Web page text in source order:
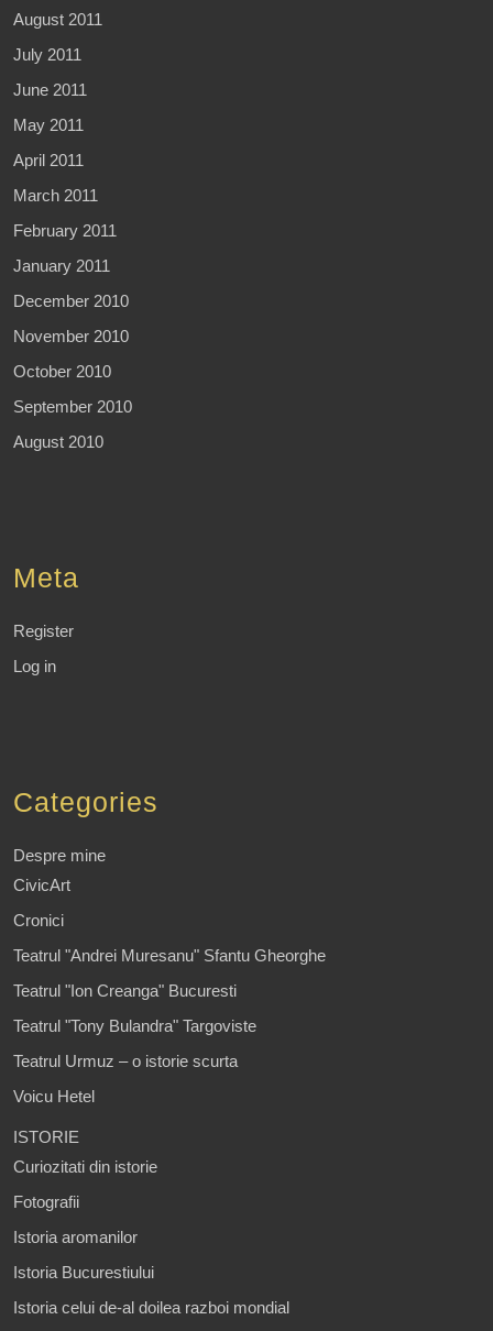
August 2011
July 2011
June 2011
May 2011
April 2011
March 2011
February 2011
January 2011
December 2010
November 2010
October 2010
September 2010
August 2010
Meta
Register
Log in
Categories
Despre mine
CivicArt
Cronici
Teatrul "Andrei Muresanu" Sfantu Gheorghe
Teatrul "Ion Creanga" Bucuresti
Teatrul "Tony Bulandra" Targoviste
Teatrul Urmuz – o istorie scurta
Voicu Hetel
ISTORIE
Curiozitati din istorie
Fotografii
Istoria aromanilor
Istoria Bucurestiului
Istoria celui de-al doilea razboi mondial